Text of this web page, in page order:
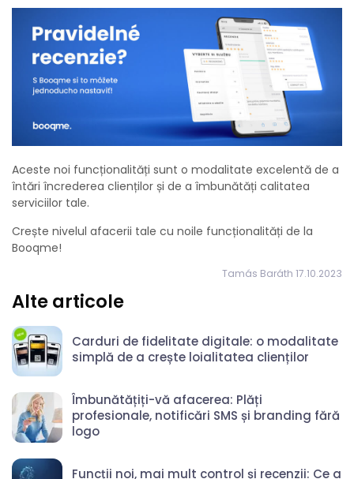
Aceste noi funcționalități sunt o modalitate excelentă de a
întări încrederea clienților și de a îmbunătăți calitatea
serviciilor tale.
Crește nivelul afacerii tale cu noile funcționalități de la
Booqme!
Tamás Baráth 17.10.2023
Alte articole
Carduri de fidelitate digitale: o modalitate
simplă de a crește loialitatea clienților
Îmbunătățiți-vă afacerea: Plăți
profesionale, notificări SMS și branding fără
logo
Funcții noi, mai mult control și recenzii: Ce a